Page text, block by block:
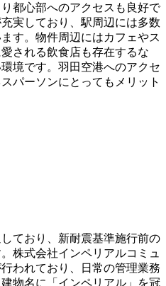
都心部へのアクセスも良好で
実しており、駅周辺には多数
す。物件周辺にはカフェやス
される飲食店も存在するな
境です。羽田空港へのアクセ
パーソンにとってもメリット
ており、新耐震基準施行前の
株式会社インペリアルコミュ
われており、日常の管理業務
物名に「インペリアル」を冠